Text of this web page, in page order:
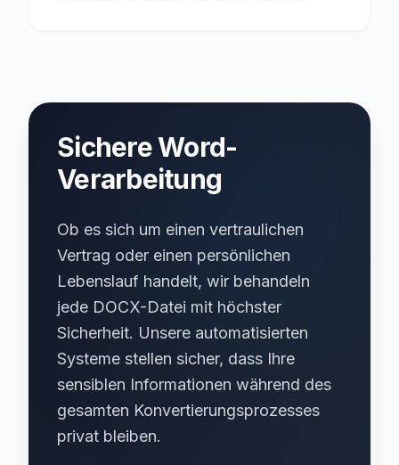
Sichere Word-
Verarbeitung
Ob es sich um einen vertraulichen
Vertrag oder einen persönlichen
Lebenslauf handelt, wir behandeln
jede DOCX-Datei mit höchster
Sicherheit. Unsere automatisierten
Systeme stellen sicher, dass Ihre
sensiblen Informationen während des
gesamten Konvertierungsprozesses
privat bleiben.